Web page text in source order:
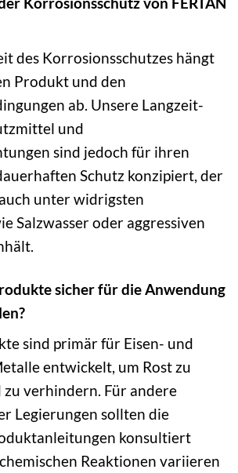
des Korrosionsschutzes hängt
Produkt und den
ab. Unsere Langzeit-
und
sind jedoch für ihren
Schutz konzipiert, der
unter widrigsten
Salzwasser oder aggressiven
sicher für die Anwendung
sind primär für Eisen- und
entwickelt, um Rost zu
zu verhindern. Für andere
Legierungen sollten die
konsultiert
Reaktionen variieren